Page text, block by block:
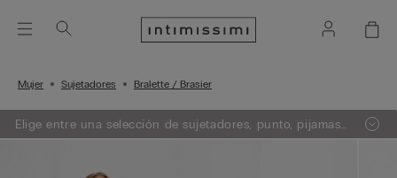
Mujer Sujetadores Bralette / Brasier
Elige entre una selección de sujetadores, punto, pijamas
y lencería. Añade 3 artículos a tu carrito y obtén un 50%